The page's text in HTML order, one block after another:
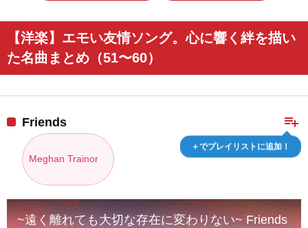
【洋楽】エモい友情ソング。心に響く絆を描い
た名曲まとめ（51〜60）
playlist_add
＋でプレイリストに追加！
Friends
Meghan Trainor
~遠く離れても大切な存在に変わりない~ Friends –